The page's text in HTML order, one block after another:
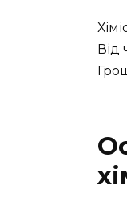
Від